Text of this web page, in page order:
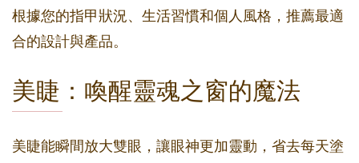
根據您的指甲狀況、生活習慣和個人風格，推薦最適
合的設計與產品。
美睫：喚醒靈魂之窗的魔法
美睫能瞬間放大雙眼，讓眼神更加靈動，省去每天塗